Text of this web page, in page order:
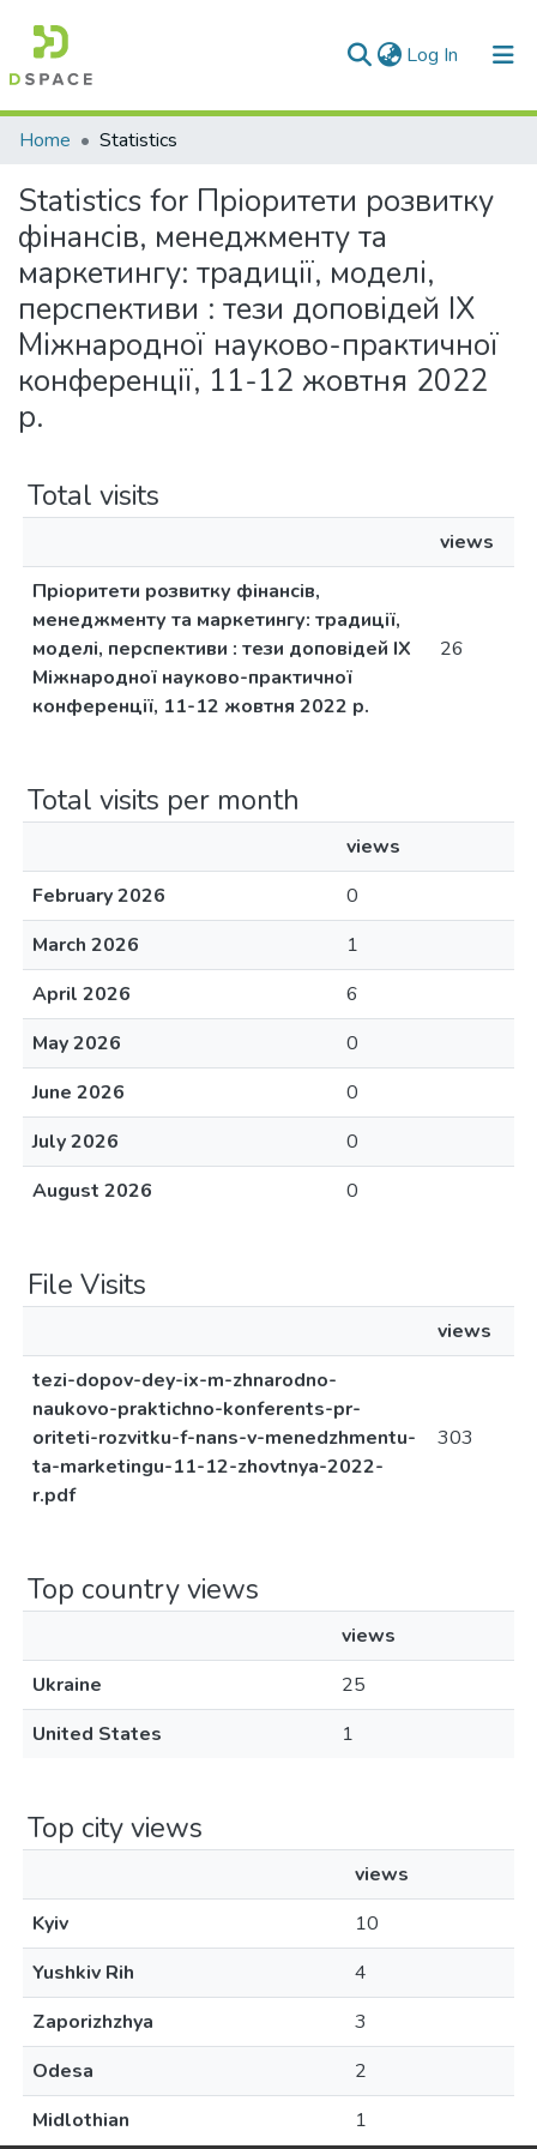
Log In (current)
Communities & Collections
All of DSpace
Home Statistics
Statistics for Пріоритети розвитку
фінансів, менеджменту та
маркетингу: традиції, моделі,
перспективи : тези доповідей IX
Міжнародної науково-практичної
конференції, 11-12 жовтня 2022
р.
Total visits
views
Пріоритети розвитку фінансів,
менеджменту та маркетингу: традиції,
моделі, перспективи : тези доповідей IX
Міжнародної науково-практичної
конференції, 11-12 жовтня 2022 р.
26
Total visits per month
views
February 2026
0
March 2026
1
April 2026
6
May 2026
0
June 2026
0
July 2026
0
August 2026
0
File Visits
views
tezi-dopov-dey-ix-m-zhnarodno-
naukovo-praktichno-konferents-pr-
oriteti-rozvitku-f-nans-v-menedzhmentu-
ta-marketingu-11-12-zhovtnya-2022-
r.pdf
303
Top country views
views
Ukraine
25
United States
1
Top city views
views
Kyiv
10
Yushkiv Rih
4
Zaporizhzhya
3
Odesa
2
Midlothian
1